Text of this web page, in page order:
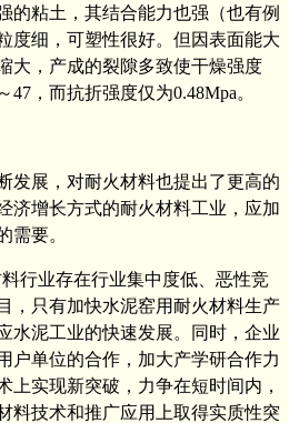
的粘土，其结合能力也强（也有例
度细，可塑性很好。但因表面能大
大，产成的裂隙多致使干燥强度
，而抗折强度仅为0.48Mpa。
发展，对耐火材料也提出了更高的
济增长方式的耐火材料工业，应加
需要。
行业存在行业集中度低、恶性竞
，只有加快水泥窑用耐火材料生产
水泥工业的快速发展。同时，企业
户单位的合作，加大产学研合作力
上实现新突破，力争在短时间内，
料技术和推广应用上取得实质性突